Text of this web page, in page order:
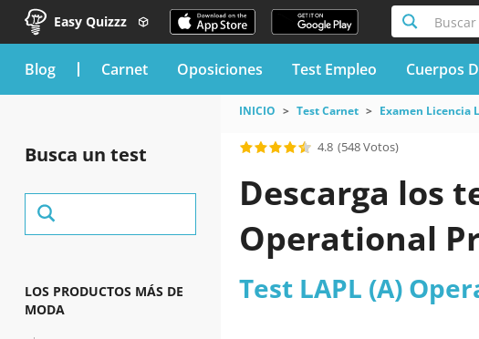
Easy Quizzz
blog Carnet Oposiciones Test Empleo Cuerpos
Busca un test
LOS PRODUCTOS MÁS DE
MODA
INICIO Test Carnet Examen Licencia
4.8 (548 Votos)
Descarga los
Operational
Test LAPL (A)